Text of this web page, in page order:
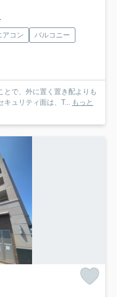
アコン
バルコニー
とで、外に置く置き配よりも
ュリティ面は、T...
もっと